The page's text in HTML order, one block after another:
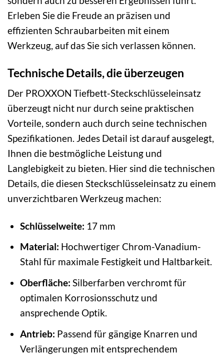
Erleben Sie die Freude an präzisen und
effizienten Schraubarbeiten mit einem
Werkzeug, auf das Sie sich verlassen können.
Technische Details, die überzeugen
Der PROXXON Tiefbett-Steckschlüsseleinsatz
überzeugt nicht nur durch seine praktischen
Vorteile, sondern auch durch seine technischen
Spezifikationen. Jedes Detail ist darauf ausgelegt,
Ihnen die bestmögliche Leistung und
Langlebigkeit zu bieten. Hier sind die technischen
Details, die diesen Steckschlüsseleinsatz zu einem
unverzichtbaren Werkzeug machen:
Schlüsselweite: 17 mm
Material: Hochwertiger Chrom-Vanadium-
Stahl für maximale Festigkeit und Haltbarkeit.
Oberfläche: Silberfarben verchromt für
optimalen Korrosionsschutz und
ansprechende Optik.
Antrieb: Passend für gängige Knarren und
Verlängerungen mit entsprechendem